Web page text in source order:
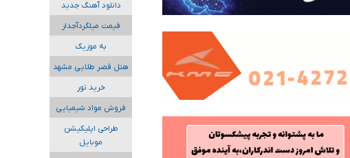
دانلود آهنگ جدید
قیمت میلگردآجدار
به موزیک
هتل قصر طلایی مشهد
خرید تور
فروش مواد شیمیایی
طراحی اپلیکیشن
موبایل